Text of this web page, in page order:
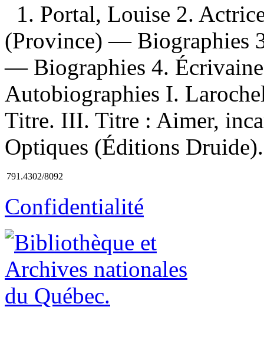
1. Portal, Louise 2.
(Province) — Biographies
— Biographies 4.
Autobiographies I.
Titre. III. Titre : Aimer,
Optiques (Éditions Druide).
791.4302/8092
Confidentialité